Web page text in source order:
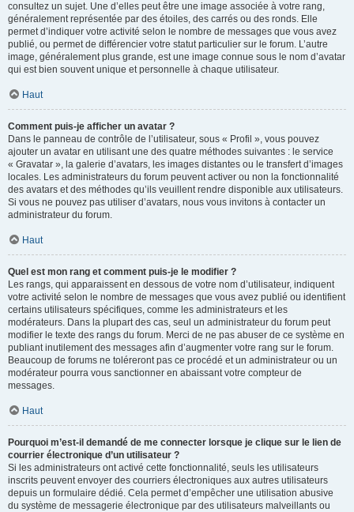
consultez un sujet. Une d’elles peut être une image associée à votre rang,
généralement représentée par des étoiles, des carrés ou des ronds. Elle
permet d’indiquer votre activité selon le nombre de messages que vous avez
publié, ou permet de différencier votre statut particulier sur le forum. L’autre
image, généralement plus grande, est une image connue sous le nom d’avatar
qui est bien souvent unique et personnelle à chaque utilisateur.
Haut
Comment puis-je afficher un avatar ?
Dans le panneau de contrôle de l’utilisateur, sous « Profil », vous pouvez
ajouter un avatar en utilisant une des quatre méthodes suivantes : le service
« Gravatar », la galerie d’avatars, les images distantes ou le transfert d’images
locales. Les administrateurs du forum peuvent activer ou non la fonctionnalité
des avatars et des méthodes qu’ils veuillent rendre disponible aux utilisateurs.
Si vous ne pouvez pas utiliser d’avatars, nous vous invitons à contacter un
administrateur du forum.
Haut
Quel est mon rang et comment puis-je le modifier ?
Les rangs, qui apparaissent en dessous de votre nom d’utilisateur, indiquent
votre activité selon le nombre de messages que vous avez publié ou identifient
certains utilisateurs spécifiques, comme les administrateurs et les
modérateurs. Dans la plupart des cas, seul un administrateur du forum peut
modifier le texte des rangs du forum. Merci de ne pas abuser de ce système en
publiant inutilement des messages afin d’augmenter votre rang sur le forum.
Beaucoup de forums ne toléreront pas ce procédé et un administrateur ou un
modérateur pourra vous sanctionner en abaissant votre compteur de
messages.
Haut
Pourquoi m’est-il demandé de me connecter lorsque je clique sur le lien de
courrier électronique d’un utilisateur ?
Si les administrateurs ont activé cette fonctionnalité, seuls les utilisateurs
inscrits peuvent envoyer des courriers électroniques aux autres utilisateurs
depuis un formulaire dédié. Cela permet d’empêcher une utilisation abusive
du système de messagerie électronique par des utilisateurs malveillants ou